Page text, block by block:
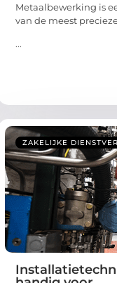
Metaalbewerking is
van de meest
...
ZAKELIJKE